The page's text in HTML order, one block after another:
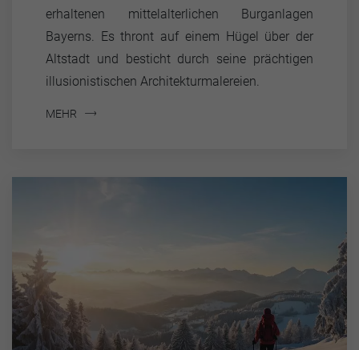
erhaltenen mittelalterlichen Burganlagen
Bayerns. Es thront auf einem Hügel über der
Altstadt und besticht durch seine prächtigen
illusionistischen Architekturmalereien.
MEHR